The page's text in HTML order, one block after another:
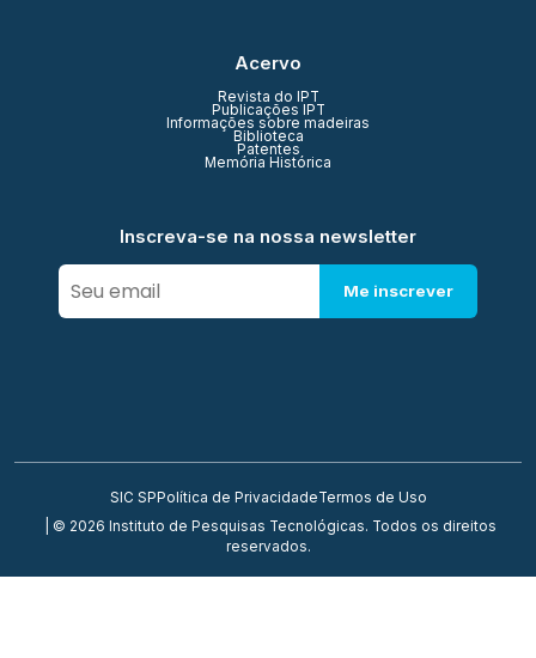
Acervo
Revista do IPT
Publicações IPT
Informações sobre madeiras
Biblioteca
Patentes
Memória Histórica
Inscreva-se na nossa newsletter
Me inscrever
SIC SP Política de PrivacidadeTermos de Uso
| © 2026 Instituto de Pesquisas Tecnológicas. Todos os direitos
reservados.